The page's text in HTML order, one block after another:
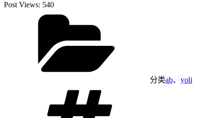
Post Views: 540
分类ab、 yoli